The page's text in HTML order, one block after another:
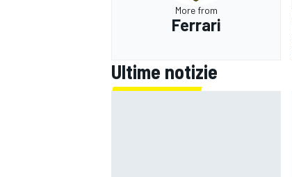
More from
Ferrari
Ultime notizie